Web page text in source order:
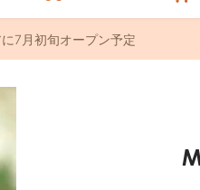
7月初旬オープン予定